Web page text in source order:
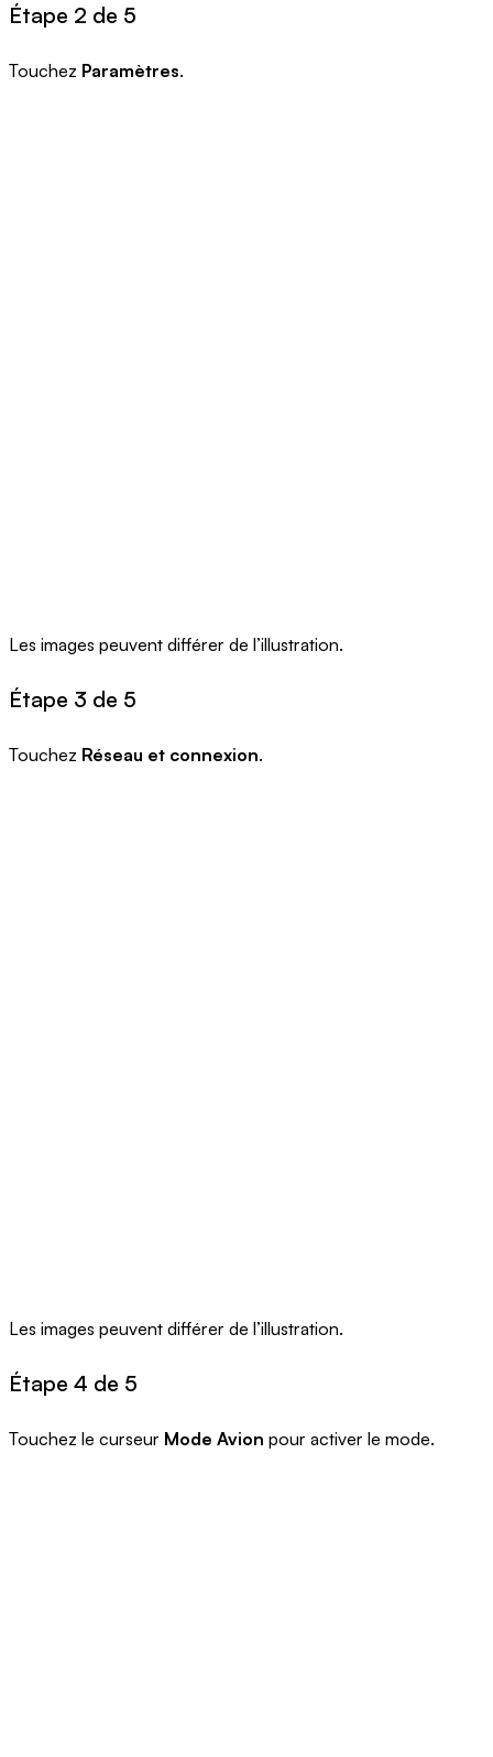
Étape 2 de 5
Touchez Paramètres.
Les images peuvent différer de l’illustration.
Étape 3 de 5
Touchez Réseau et connexion.
Les images peuvent différer de l’illustration.
Étape 4 de 5
Touchez le curseur Mode Avion pour activer le mode.